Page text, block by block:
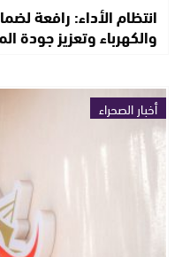
انتظام الأداء: رافعة
والكهرباء وتعزيز جودة
أخبار الصحراء